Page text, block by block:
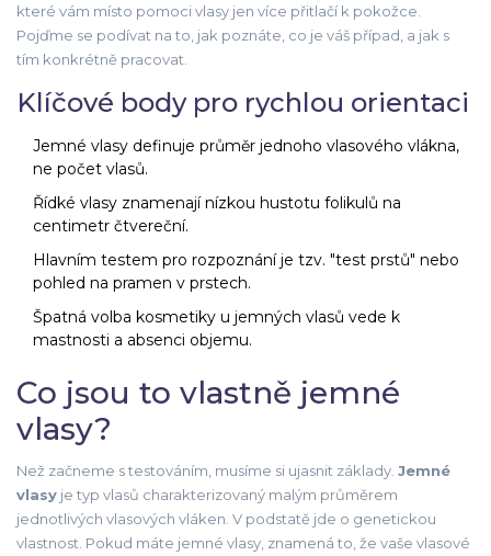
které vám místo pomoci vlasy jen více přitlačí k pokožce.
Pojďme se podívat na to, jak poznáte, co je váš případ, a jak s
tím konkrétně pracovat.
Klíčové body pro rychlou orientaci
Jemné vlasy definuje průměr jednoho vlasového vlákna,
ne počet vlasů.
Řídké vlasy znamenají nízkou hustotu folikulů na
centimetr čtvereční.
Hlavním testem pro rozpoznání je tzv. "test prstů" nebo
pohled na pramen v prstech.
Špatná volba kosmetiky u jemných vlasů vede k
mastnosti a absenci objemu.
Co jsou to vlastně jemné
vlasy?
Než začneme s testováním, musíme si ujasnit základy. Jemné
vlasy je typ vlasů charakterizovaný malým průměrem
jednotlivých vlasových vláken . V podstatě jde o genetickou
vlastnost. Pokud máte jemné vlasy, znamená to, že vaše vlasové